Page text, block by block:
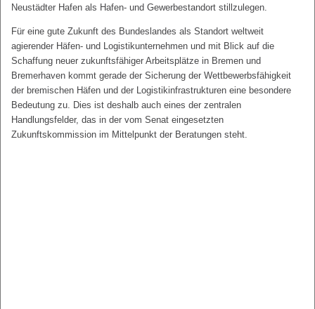
Neustädter Hafen als Hafen- und Gewerbestandort stillzulegen.
Für eine gute Zukunft des Bundeslandes als Standort weltweit
agierender Häfen- und Logistikunternehmen und mit Blick auf die
Schaffung neuer zukunftsfähiger Arbeitsplätze in Bremen und
Bremerhaven kommt gerade der Sicherung der Wettbewerbsfähigkeit
der bremischen Häfen und der Logistikinfrastrukturen eine besondere
Bedeutung zu. Dies ist deshalb auch eines der zentralen
Handlungsfelder, das in der vom Senat eingesetzten
Zukunftskommission im Mittelpunkt der Beratungen steht.